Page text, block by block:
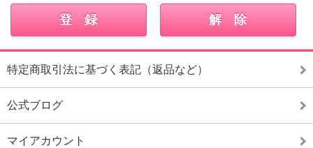
特定商取引法に基づく表記（返品など）
公式ブログ
マイアカウント